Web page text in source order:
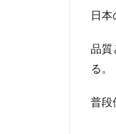
日
品質
る。
普段